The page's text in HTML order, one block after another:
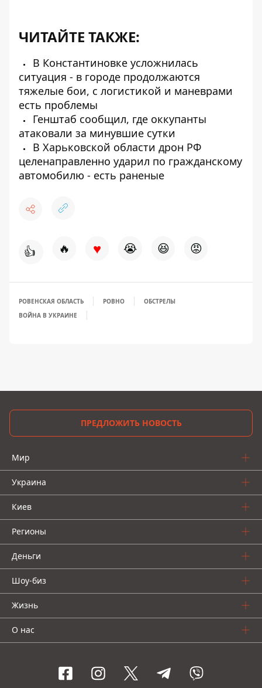
ЧИТАЙТЕ ТАКЖЕ:
В Константиновке усложнилась
ситуация - в городе продолжаются
тяжелые бои, с логистикой и маневрами
есть проблемы
Генштаб сообщил, где оккупанты
атаковали за минувшие сутки
В Харьковской области дрон РФ
целенаправленно ударил по гражданскому
автомобилю - есть раненые
👍 🔥 ♥ 😭 😆 😡
РОВЕНСКАЯ ОБЛАСТЬ РОВНО
ОБСТРЕЛЫ
ВОЙНА В УКРАИНЕ
ПРЕДЛОЖИТЬ НОВОСТЬ
Мир
Украина
Киев
Регионы
Деньги
Шоу-биз
Жизнь
О нас